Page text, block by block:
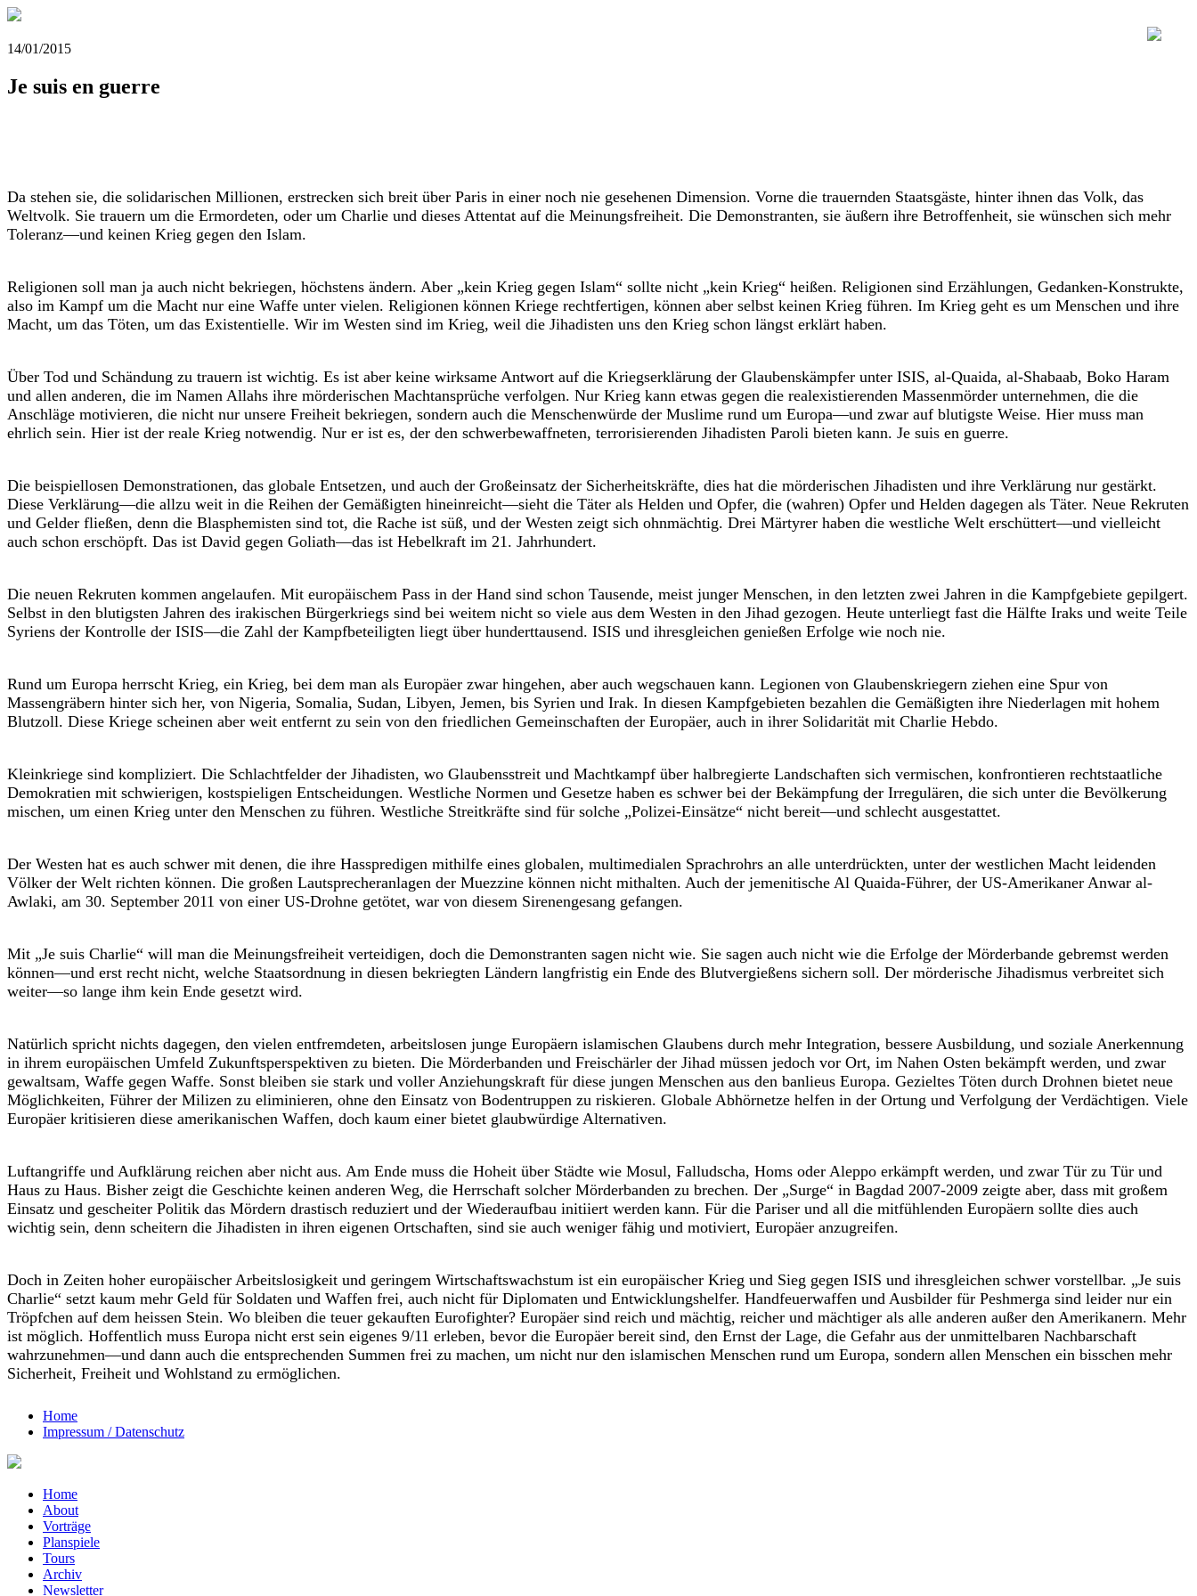
14/01/2015
Je suis en guerre
Da stehen sie, die solidarischen Millionen, erstrecken sich breit über Paris in einer noch nie gesehenen Dimension. Vorne die trauernden Staatsgäste, hinter ihnen das Volk, das
Weltvolk. Sie trauern um die Ermordeten, oder um Charlie und dieses Attentat auf die Meinungsfreiheit. Die Demonstranten, sie äußern ihre Betroffenheit, sie wünschen sich mehr
Toleranz—und keinen Krieg gegen den Islam.
Religionen soll man ja auch nicht bekriegen, höchstens ändern. Aber „kein Krieg gegen Islam“ sollte nicht „kein Krieg“ heißen. Religionen sind Erzählungen, Gedanken-Konstrukte,
also im Kampf um die Macht nur eine Waffe unter vielen. Religionen können Kriege rechtfertigen, können aber selbst keinen Krieg führen. Im Krieg geht es um Menschen und ihre
Macht, um das Töten, um das Existentielle. Wir im Westen sind im Krieg, weil die Jihadisten uns den Krieg schon längst erklärt haben.
Über Tod und Schändung zu trauern ist wichtig. Es ist aber keine wirksame Antwort auf die Kriegserklärung der Glaubenskämpfer unter ISIS, al-Quaida, al-Shabaab, Boko Haram
und allen anderen, die im Namen Allahs ihre mörderischen Machtansprüche verfolgen. Nur Krieg kann etwas gegen die realexistierenden Massenmörder unternehmen, die die
Anschläge motivieren, die nicht nur unsere Freiheit bekriegen, sondern auch die Menschenwürde der Muslime rund um Europa—und zwar auf blutigste Weise. Hier muss man
ehrlich sein. Hier ist der reale Krieg notwendig. Nur er ist es, der den schwerbewaffneten, terrorisierenden Jihadisten Paroli bieten kann. Je suis en guerre.
Die beispiellosen Demonstrationen, das globale Entsetzen, und auch der Großeinsatz der Sicherheitskräfte, dies hat die mörderischen Jihadisten und ihre Verklärung nur gestärkt.
Diese Verklärung—die allzu weit in die Reihen der Gemäßigten hineinreicht—sieht die Täter als Helden und Opfer, die (wahren) Opfer und Helden dagegen als Täter. Neue Rekruten
und Gelder fließen, denn die Blasphemisten sind tot, die Rache ist süß, und der Westen zeigt sich ohnmächtig. Drei Märtyrer haben die westliche Welt erschüttert—und vielleicht
auch schon erschöpft. Das ist David gegen Goliath—das ist Hebelkraft im 21. Jahrhundert.
Die neuen Rekruten kommen angelaufen. Mit europäischem Pass in der Hand sind schon Tausende, meist junger Menschen, in den letzten zwei Jahren in die Kampfgebiete gepilgert.
Selbst in den blutigsten Jahren des irakischen Bürgerkriegs sind bei weitem nicht so viele aus dem Westen in den Jihad gezogen. Heute unterliegt fast die Hälfte Iraks und weite Teile
Syriens der Kontrolle der ISIS—die Zahl der Kampfbeteiligten liegt über hunderttausend. ISIS und ihresgleichen genießen Erfolge wie noch nie.
Rund um Europa herrscht Krieg, ein Krieg, bei dem man als Europäer zwar hingehen, aber auch wegschauen kann. Legionen von Glaubenskriegern ziehen eine Spur von
Massengräbern hinter sich her, von Nigeria, Somalia, Sudan, Libyen, Jemen, bis Syrien und Irak. In diesen Kampfgebieten bezahlen die Gemäßigten ihre Niederlagen mit hohem
Blutzoll. Diese Kriege scheinen aber weit entfernt zu sein von den friedlichen Gemeinschaften der Europäer, auch in ihrer Solidarität mit Charlie Hebdo.
Kleinkriege sind kompliziert. Die Schlachtfelder der Jihadisten, wo Glaubensstreit und Machtkampf über halbregierte Landschaften sich vermischen, konfrontieren rechtstaatliche
Demokratien mit schwierigen, kostspieligen Entscheidungen. Westliche Normen und Gesetze haben es schwer bei der Bekämpfung der Irregulären, die sich unter die Bevölkerung
mischen, um einen Krieg unter den Menschen zu führen. Westliche Streitkräfte sind für solche „Polizei-Einsätze“ nicht bereit—und schlecht ausgestattet.
Der Westen hat es auch schwer mit denen, die ihre Hasspredigen mithilfe eines globalen, multimedialen Sprachrohrs an alle unterdrückten, unter der westlichen Macht leidenden
Völker der Welt richten können. Die großen Lautsprecheranlagen der Muezzine können nicht mithalten. Auch der jemenitische Al Quaida-Führer, der US-Amerikaner Anwar al-
Awlaki, am 30. September 2011 von einer US-Drohne getötet, war von diesem Sirenengesang gefangen.
Mit „Je suis Charlie“ will man die Meinungsfreiheit verteidigen, doch die Demonstranten sagen nicht wie. Sie sagen auch nicht wie die Erfolge der Mörderbande gebremst werden
können—und erst recht nicht, welche Staatsordnung in diesen bekriegten Ländern langfristig ein Ende des Blutvergießens sichern soll. Der mörderische Jihadismus verbreitet sich
weiter—so lange ihm kein Ende gesetzt wird.
Natürlich spricht nichts dagegen, den vielen entfremdeten, arbeitslosen junge Europäern islamischen Glaubens durch mehr Integration, bessere Ausbildung, und soziale Anerkennung
in ihrem europäischen Umfeld Zukunftsperspektiven zu bieten. Die Mörderbanden und Freischärler der Jihad müssen jedoch vor Ort, im Nahen Osten bekämpft werden, und zwar
gewaltsam, Waffe gegen Waffe. Sonst bleiben sie stark und voller Anziehungskraft für diese jungen Menschen aus den banlieus Europa. Gezieltes Töten durch Drohnen bietet neue
Möglichkeiten, Führer der Milizen zu eliminieren, ohne den Einsatz von Bodentruppen zu riskieren. Globale Abhörnetze helfen in der Ortung und Verfolgung der Verdächtigen. Viele
Europäer kritisieren diese amerikanischen Waffen, doch kaum einer bietet glaubwürdige Alternativen.
Luftangriffe und Aufklärung reichen aber nicht aus. Am Ende muss die Hoheit über Städte wie Mosul, Falludscha, Homs oder Aleppo erkämpft werden, und zwar Tür zu Tür und
Haus zu Haus. Bisher zeigt die Geschichte keinen anderen Weg, die Herrschaft solcher Mörderbanden zu brechen. Der „Surge“ in Bagdad 2007-2009 zeigte aber, dass mit großem
Einsatz und gescheiter Politik das Mördern drastisch reduziert und der Wiederaufbau initiiert werden kann. Für die Pariser und all die mitfühlenden Europäern sollte dies auch
wichtig sein, denn scheitern die Jihadisten in ihren eigenen Ortschaften, sind sie auch weniger fähig und motiviert, Europäer anzugreifen.
Doch in Zeiten hoher europäischer Arbeitslosigkeit und geringem Wirtschaftswachstum ist ein europäischer Krieg und Sieg gegen ISIS und ihresgleichen schwer vorstellbar. „Je suis
Charlie“ setzt kaum mehr Geld für Soldaten und Waffen frei, auch nicht für Diplomaten und Entwicklungshelfer. Handfeuerwaffen und Ausbilder für Peshmerga sind leider nur ein
Tröpfchen auf dem heissen Stein. Wo bleiben die teuer gekauften Eurofighter? Europäer sind reich und mächtig, reicher und mächtiger als alle anderen außer den Amerikanern. Mehr
ist möglich. Hoffentlich muss Europa nicht erst sein eigenes 9/11 erleben, bevor die Europäer bereit sind, den Ernst der Lage, die Gefahr aus der unmittelbaren Nachbarschaft
wahrzunehmen—und dann auch die entsprechenden Summen frei zu machen, um nicht nur den islamischen Menschen rund um Europa, sondern allen Menschen ein bisschen mehr
Sicherheit, Freiheit und Wohlstand zu ermöglichen.
Home
Impressum / Datenschutz
Home
About
Vorträge
Planspiele
Tours
Archiv
Newsletter